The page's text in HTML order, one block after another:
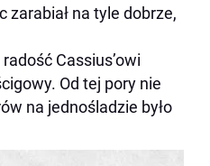
zarabiał na tyle dobrze,
Cassius’owi
Od tej pory nie
na jednośladzie było